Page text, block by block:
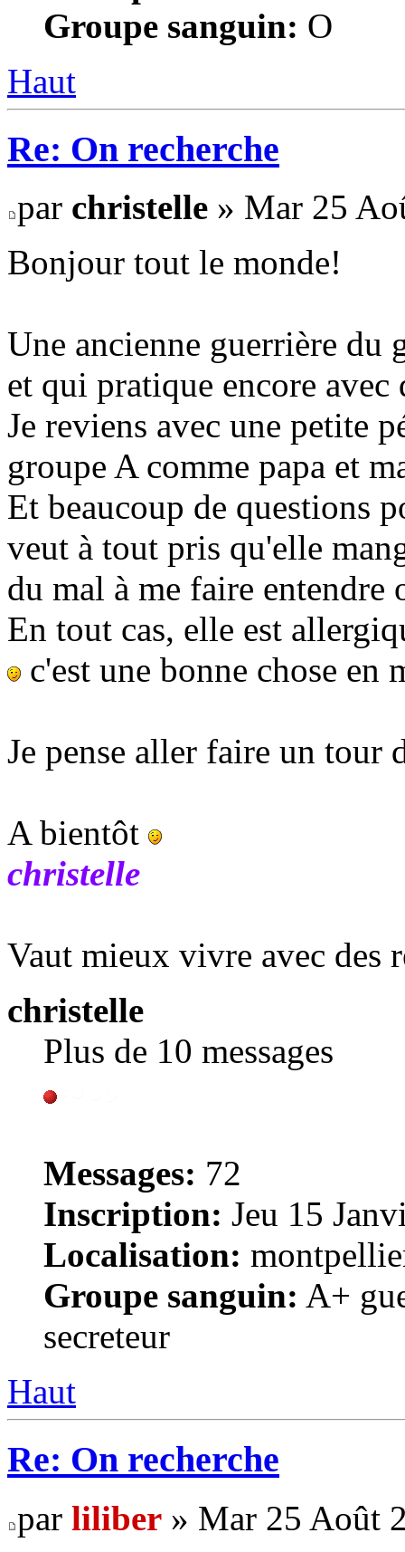
Groupe sanguin: O
Haut
Re: On recherche
par christelle » Mar 25
Bonjour tout le monde!
Une ancienne guerrière du
et qui pratique encore avec
Je reviens avec une petite
groupe A comme papa et
Et beaucoup de questions
veut à tout pris qu'elle
du mal à me faire entendre
En tout cas, elle est
c'est une bonne chose en
Je pense aller faire un tour
A bientôt
christelle
Vaut mieux vivre avec des
christelle
Plus de 10 messages
Messages: 72
Inscription: Jeu 15
Localisation:
Groupe sanguin: A+
secreteur
Haut
Re: On recherche
par liliber » Mar 25 Août